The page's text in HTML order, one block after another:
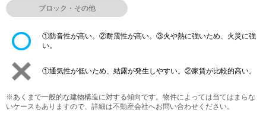
ブロック・その他
①防音性が高い。②耐震性が高い。③火や熱に強いため、火災に強
い。
①通気性が低いため、結露が発生しやすい。②家賃が比較的高い。
※あくまで一般的な建物構造に対する傾向です。物件によっては当てはまらな
いケースもありますので、詳細は不動産会社へお問い合わせください。